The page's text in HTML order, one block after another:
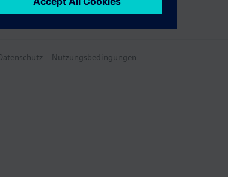
Nutzungsbedingungen